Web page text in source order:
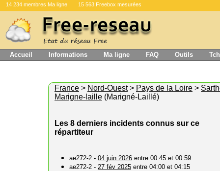
14 234 membres Ma ligne 15 563 Freebox mesurées
Accueil Informations Ma ligne FAQ Outils
France > Nord-Ouest> Pays de la Loire >
Marigne-laille (Marigné-Laillé)
Les 8 derniers incidents connus sur ce
répartiteur
ae272-2 - 04 juin 2026 entre 00:45 et 00:59
ae272-2 - 27 fév 2025 entre 04:00 et 04:15